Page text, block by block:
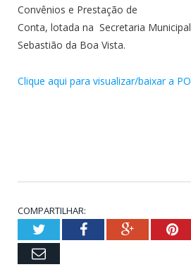
Convênios e Prestação de
Conta, lotada na Secretaria
Sebastião da Boa Vista.
Clique aqui para visualizar/baixar a
COMPARTILHAR:
TwitterFacebookGoogle+
Email